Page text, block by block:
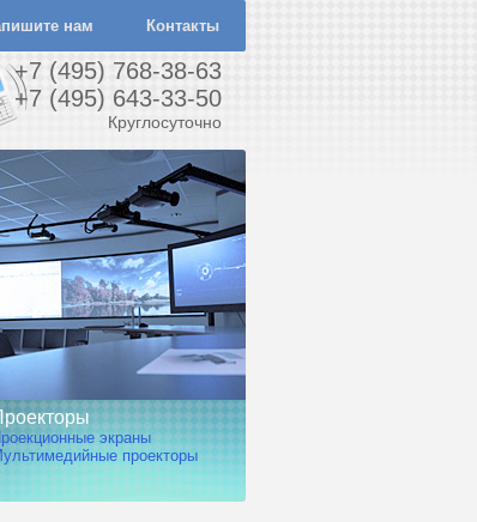
нам Контакты
+7 (495) 768-38-63
+7 (495) 643-33-50
Круглосуточно
экраны
проекторы